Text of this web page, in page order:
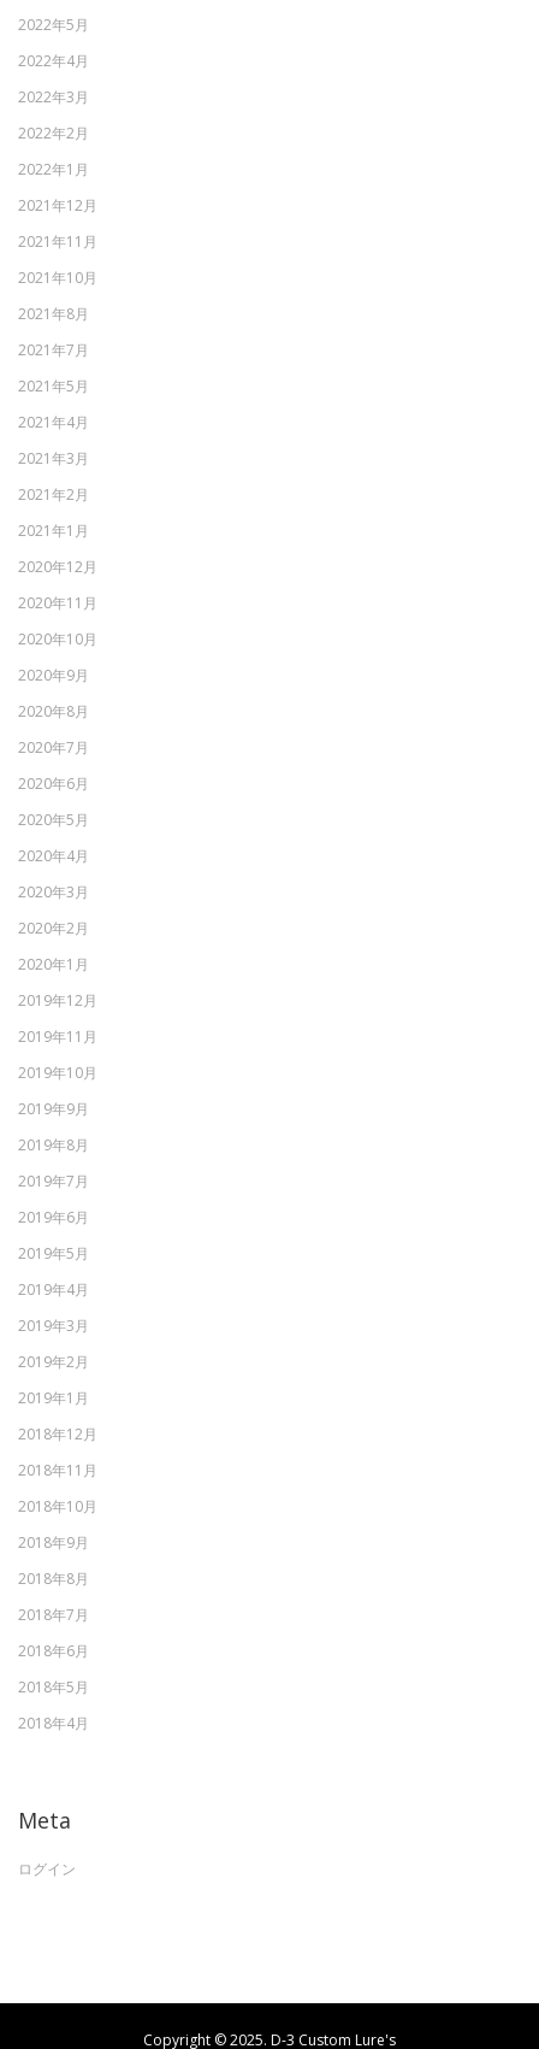
2022年5月
2022年4月
2022年3月
2022年2月
2022年1月
2021年12月
2021年11月
2021年10月
2021年8月
2021年7月
2021年5月
2021年4月
2021年3月
2021年2月
2021年1月
2020年12月
2020年11月
2020年10月
2020年9月
2020年8月
2020年7月
2020年6月
2020年5月
2020年4月
2020年3月
2020年2月
2020年1月
2019年12月
2019年11月
2019年10月
2019年9月
2019年8月
2019年7月
2019年6月
2019年5月
2019年4月
2019年3月
2019年2月
2019年1月
2018年12月
2018年11月
2018年10月
2018年9月
2018年8月
2018年7月
2018年6月
2018年5月
2018年4月
Meta
ログイン
Copyright © 2025. D-3 Custom Lure's